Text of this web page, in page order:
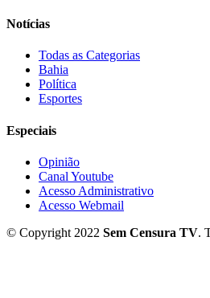
Notícias
Todas as Categorias
Bahia
Política
Esportes
Especiais
Opinião
Canal Youtube
Acesso Administrativo
Acesso Webmail
© Copyright 2022 Sem Censura TV.